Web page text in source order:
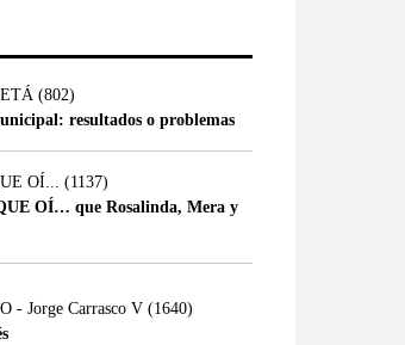
(802)
resultados o problemas
OÍ... (1137)
OÍ… que Rosalinda, Mera y
- Jorge Carrasco V (1640)